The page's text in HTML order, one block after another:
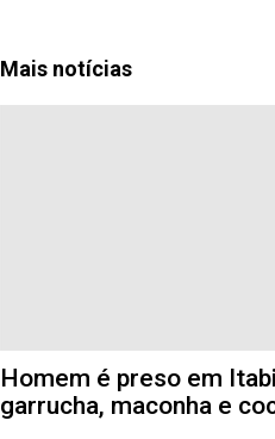
Mais notícias
Homem é preso em
garrucha, maconha e